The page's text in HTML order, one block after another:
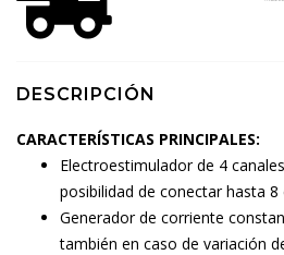
DESCRIPCIÓN
CARACTERÍSTICAS PRINCIPALES:
Electroestimulador de 4
posibilidad de conectar hasta 8
Generador de corriente
también en caso de variación